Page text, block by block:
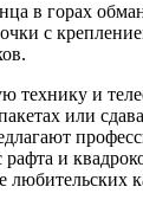
в горах
с
технику и
или
рафта и
любительских